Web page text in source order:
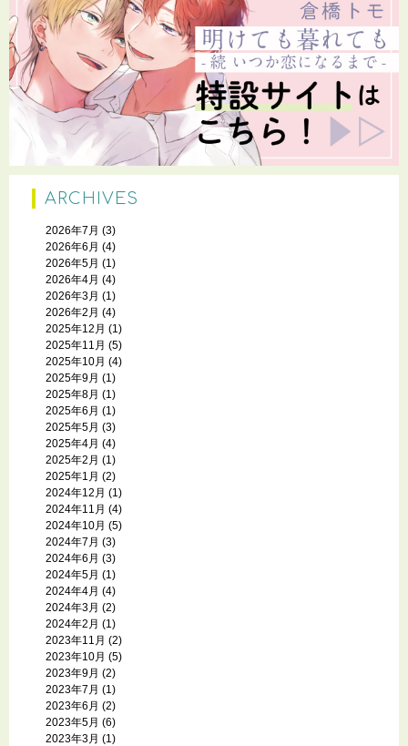
ARCHIVES
2026年7月 (3)
2026年6月 (4)
2026年5月 (1)
2026年4月 (4)
2026年3月 (1)
2026年2月 (4)
2025年12月 (1)
2025年11月 (5)
2025年10月 (4)
2025年9月 (1)
2025年8月 (1)
2025年6月 (1)
2025年5月 (3)
2025年4月 (4)
2025年2月 (1)
2025年1月 (2)
2024年12月 (1)
2024年11月 (4)
2024年10月 (5)
2024年7月 (3)
2024年6月 (3)
2024年5月 (1)
2024年4月 (4)
2024年3月 (2)
2024年2月 (1)
2023年11月 (2)
2023年10月 (5)
2023年9月 (2)
2023年7月 (1)
2023年6月 (2)
2023年5月 (6)
2023年3月 (1)